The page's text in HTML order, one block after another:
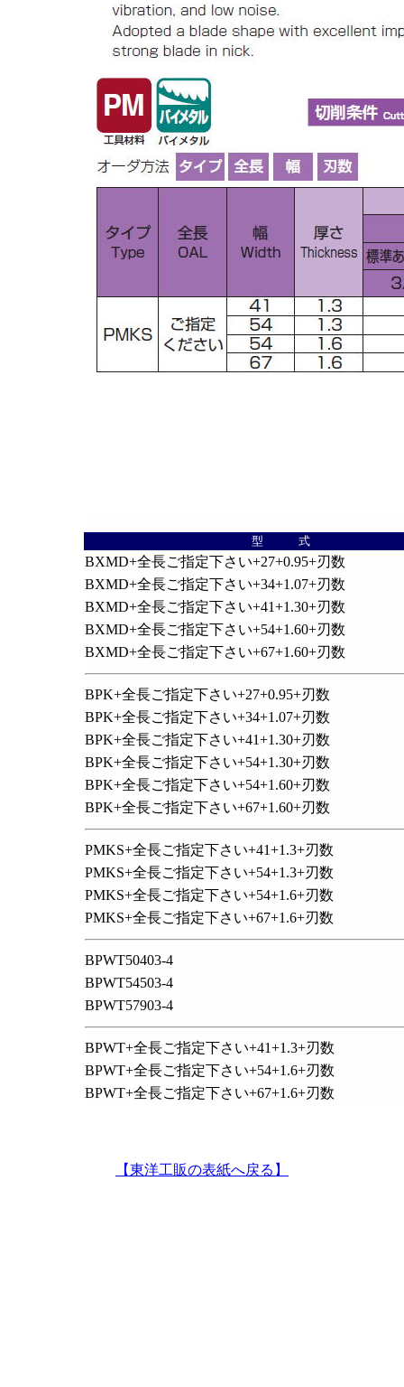
型 式
BXMD+全長ご指定下さい+27+0.95+刃数
BXMD+全長ご指定下さい+34+1.07+刃数
BXMD+全長ご指定下さい+41+1.30+刃数
BXMD+全長ご指定下さい+54+1.60+刃数
BXMD+全長ご指定下さい+67+1.60+刃数
BPK+全長ご指定下さい+27+0.95+刃数
BPK+全長ご指定下さい+34+1.07+刃数
BPK+全長ご指定下さい+41+1.30+刃数
BPK+全長ご指定下さい+54+1.30+刃数
BPK+全長ご指定下さい+54+1.60+刃数
BPK+全長ご指定下さい+67+1.60+刃数
PMKS+全長ご指定下さい+41+1.3+刃数
PMKS+全長ご指定下さい+54+1.3+刃数
PMKS+全長ご指定下さい+54+1.6+刃数
PMKS+全長ご指定下さい+67+1.6+刃数
BPWT50403-4
BPWT54503-4
BPWT57903-4
BPWT+全長ご指定下さい+41+1.3+刃数
BPWT+全長ご指定下さい+54+1.6+刃数
BPWT+全長ご指定下さい+67+1.6+刃数
【東洋工販の表紙へ戻る】